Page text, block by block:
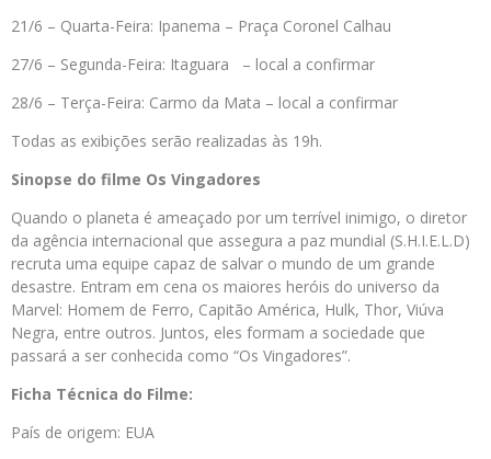
21/6 – Quarta-Feira: Ipanema – Praça Coronel Calhau
27/6 – Segunda-Feira: Itaguara – local a confirmar
28/6 – Terça-Feira: Carmo da Mata – local a confirmar
Todas as exibições serão realizadas às 19h.
Sinopse do filme Os Vingadores
Quando o planeta é ameaçado por um terrível inimigo, o diretor
da agência internacional que assegura a paz mundial (S.H.I.E.L.D)
recruta uma equipe capaz de salvar o mundo de um grande
desastre. Entram em cena os maiores heróis do universo da
Marvel: Homem de Ferro, Capitão América, Hulk, Thor, Viúva
Negra, entre outros. Juntos, eles formam a sociedade que
passará a ser conhecida como “Os Vingadores”.
Ficha Técnica do Filme:
País de origem: EUA